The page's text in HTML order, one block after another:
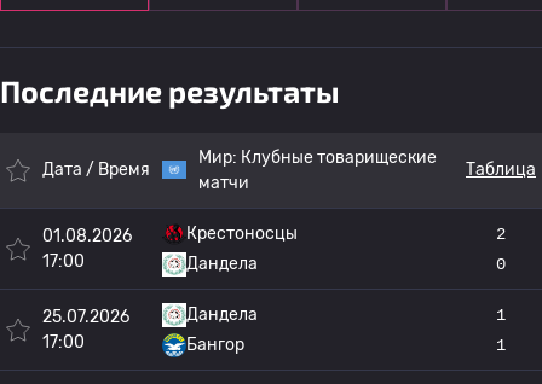
Последние результаты
Дата / Время
Мир: Клубные товарищеские
матчи
Таблица
01.08.2026
17:00
Крестоносцы
Дандела
2
0
25.07.2026
17:00
Дандела
Бангор
1
1